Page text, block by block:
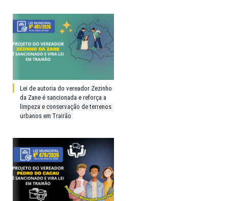
Lei de autoria do vereador Zezinho
da Zane é sancionada e reforça a
limpeza e conservação de terrenos
urbanos em Trairão